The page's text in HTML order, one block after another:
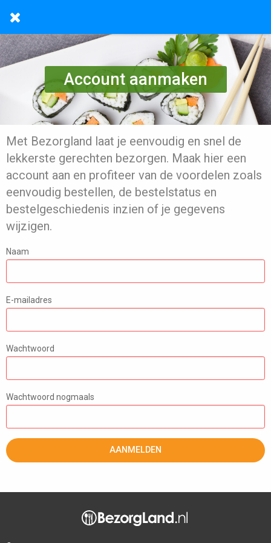
Account aanmaken
Met Bezorgland laat je eenvoudig en snel de
lekkerste gerechten bezorgen. Maak hier een
account aan en profiteer van de voordelen zoals
eenvoudig bestellen, de bestelstatus en
bestelgeschiedenis inzien of je gegevens
wijzigen.
Naam
E-mailadres
Wachtwoord
Wachtwoord nogmaals
AANMELDEN